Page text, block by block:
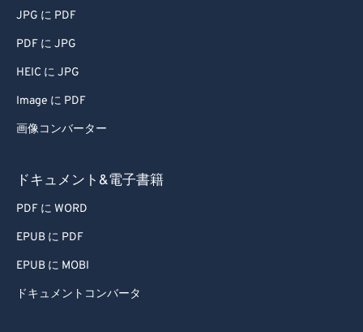
JPG に PDF
PDF に JPG
HEIC に JPG
Image に PDF
画像コンバーター
ドキュメント&電子書籍
PDF に WORD
EPUB に PDF
EPUB に MOBI
ドキュメントコンバータ